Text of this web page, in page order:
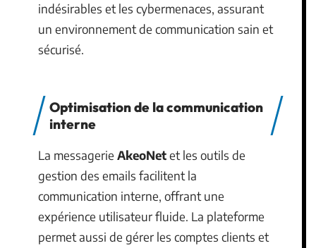
indésirables et les cybermenaces, assurant
un environnement de communication sain et
sécurisé.
Optimisation de la communication
interne
La messagerie AkeoNetet les outils de
gestion des emails facilitent la
communication interne, offrant une
expérience utilisateur fluide. La plateforme
permet aussi de gérer les comptes clients et